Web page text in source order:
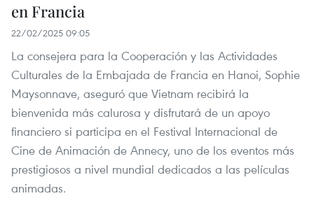
en Francia
22/02/2025 09:05
La consejera para la Cooperación y las Actividades
Culturales de la Embajada de Francia en Hanoi, Sophie
Maysonnave, aseguró que Vietnam recibirá la
bienvenida más calurosa y disfrutará de un apoyo
financiero si participa en el Festival Internacional de
Cine de Animación de Annecy, uno de los eventos más
prestigiosos a nivel mundial dedicados a las películas
animadas.